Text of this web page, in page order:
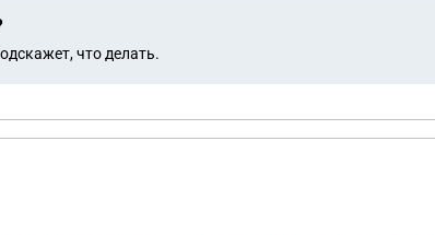
что делать.